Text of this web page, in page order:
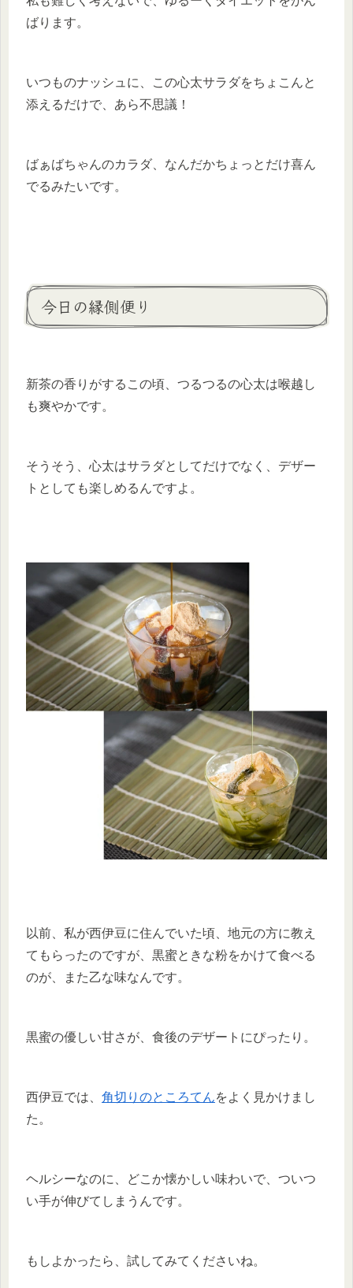
ばります。
いつものナッシュに、この心太サラダをちょこんと
添えるだけで、あら不思議！
ばぁばちゃんのカラダ、なんだかちょっとだけ喜ん
でるみたいです。
今日の縁側便り
新茶の香りがするこの頃、つるつるの心太は喉越し
も爽やかです。
そうそう、心太はサラダとしてだけでなく、デザー
トとしても楽しめるんですよ。
以前、私が西伊豆に住んでいた頃、地元の方に教え
てもらったのですが、黒蜜ときな粉をかけて食べる
のが、また乙な味なんです。
黒蜜の優しい甘さが、食後のデザートにぴったり。
西伊豆では、 角切りのところてんをよく見かけまし
た。
ヘルシーなのに、どこか懐かしい味わいで、ついつ
い手が伸びてしまうんです。
もしよかったら、試してみてくださいね。